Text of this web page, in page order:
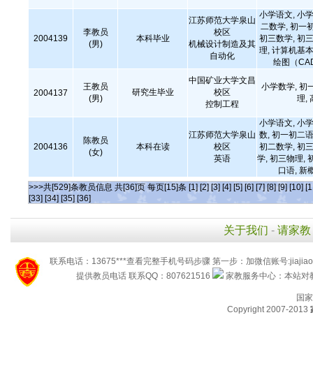
2004139
李教员
(男)
本科毕业
江苏师范大学泉山
校区
机械设计制造及其
自动化
小学语文, 小
二数学, 初一
初三数学, 初
理, 计算机基
绘图（
2004137
王教员
(男)
研究生毕业
中国矿业大学文昌
校区
控制工程
小学数学, 初
理,
2004136
陈教员
(女)
本科在读
江苏师范大学泉山
校区
英语
小学语文, 小
数, 初一初二
初二数学, 初
学, 初三物理,
口语, 新
>>>共[529]条教员信息 共[36]页 每页[15]条 [1] [2] [3] [4] [5] [6] [7] [8] [9] [10]
[33] [34] [35] [36]
关于我们 - 请家教
联系电话：13675***查看完整手机号码步骤 第一步：加微信账号
提供教员电话 联系QQ：807621516
家教服务中心：本站
国
Copyright 2007-2013